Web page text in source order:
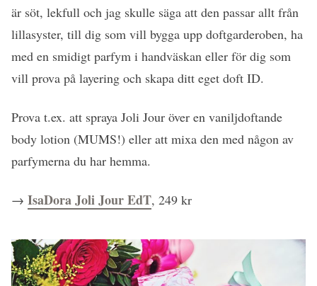
är söt, lekfull och jag skulle säga att den passar allt från
lillasyster, till dig som vill bygga upp doftgarderoben, ha
med en smidigt parfym i handväskan eller för dig som
vill prova på layering och skapa ditt eget doft ID.
Prova t.ex. att spraya Joli Jour över en vaniljdoftande
body lotion (MUMS!) eller att mixa den med någon av
parfymerna du har hemma.
→ IsaDora Joli Jour EdT, 249 kr